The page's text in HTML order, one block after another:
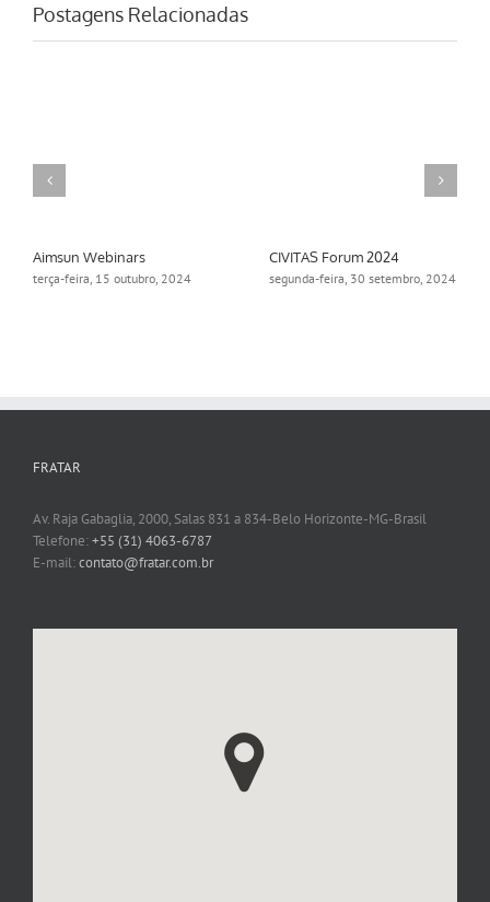
Postagens Relacionadas
Aimsun Webinars
terça-feira, 15 outubro, 2024
CIVITAS Forum 2024
segunda-feira, 30 setembro, 2024
FRATAR
Av. Raja Gabaglia, 2000, Salas 831 a 834-Belo Horizonte-MG-Brasil
Telefone:+55 (31) 4063-6787
E-mail:contato@fratar.com.br